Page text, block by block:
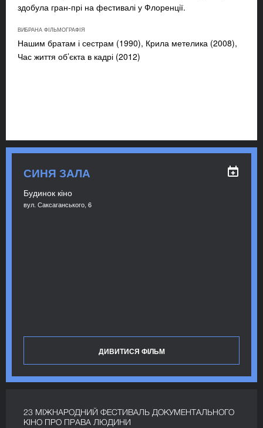
здобула гран-прі на фестивалі у Флоренції.
ВИБРАНА ФІЛЬМОГРАФІЯ
Нашим братам і сестрам (1990), Крила метелика (2008),
Час життя об’єкта в кадрі (2012)
СИНЯ ЗАЛА
Будинок кіно
вул. Саксаганського, 6
ДИВИТИСЯ ФІЛЬМ
23 МІЖНАРОДНИЙ ФЕСТИВАЛЬ ДОКУМЕНТАЛЬНОГО
КІНО ПРО ПРАВА ЛЮДИНИ